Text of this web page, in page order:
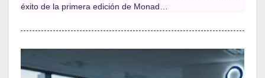
éxito de la primera edición de Monad…